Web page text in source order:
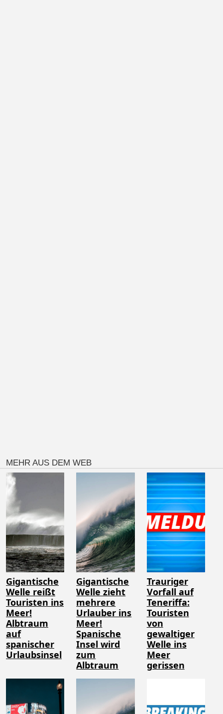
MEHR AUS DEM WEB
Gigantische
Welle reißt
Touristen ins
Meer!
Albtraum
auf
spanischer
Urlaubsinsel
Gigantische
Welle zieht
mehrere
Urlauber ins
Meer!
Spanische
Insel wird
zum
Albtraum
Trauriger
Vorfall auf
Teneriffa:
Touristen
von
gewaltiger
Welle ins
Meer
gerissen